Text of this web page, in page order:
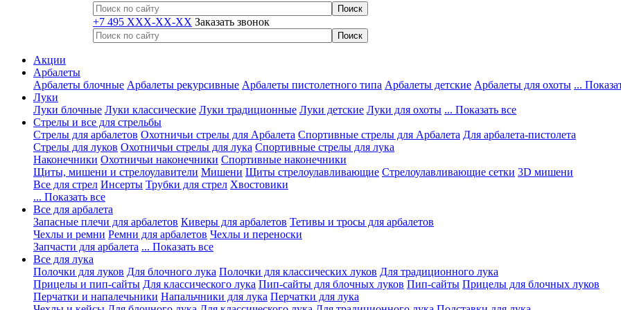
+7 495 XXX-XX-XX Заказать звонок
Акции
Арбалеты
Арбалеты блочные Арбалеты рекурсивные Арбалеты пистолетного типа Арбалеты детские Арбалеты для охоты ...
Луки
Луки блочные Луки классические Луки традиционные Луки детские Луки для охоты ... Показать все
Стрелы и все для стрельбы
Стрелы для арбалетов Охотничьи стрелы для Арбалета Спортивные стрелы для Арбалета Для арбалета-пистолета
Стрелы для луков Охотничьи стрелы для лука Спортивные стрелы для лука
Наконечники Охотничьи наконечники Спортивные наконечники
Щиты, мишени и стрелоулавители Мишени Щиты стрелоулавливающие Стрелоулавливающие сетки 3D мишени
Все для стрел Инсерты Трубки для стрел Хвостовики
... Показать все
Все для арбалета
Запасные плечи для арбалетов Киверы для арбалетов Тетивы и тросы для арбалетов
Чехлы и ремни Ремни для арбалетов Чехлы и переноски
Запчасти для арбалета ... Показать все
Все для лука
Полочки для луков Для блочного лука Полочки для классических луков Для традиционного лука
Прицелы и пип-сайты Для классического лука Пип-сайты для блочных луков Пип-сайты Прицелы для блочных луков
Перчатки и напалечьники Напальчники для лука Перчатки для лука